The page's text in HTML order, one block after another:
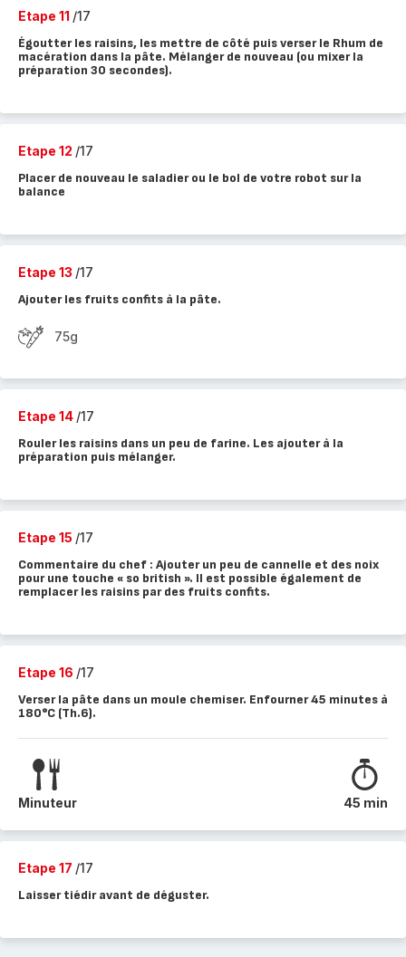
Etape 11 /17
Égoutter les raisins, les mettre de côté puis verser le Rhum de
macération dans la pâte. Mélanger de nouveau (ou mixer la
préparation 30 secondes).
Etape 12 /17
Placer de nouveau le saladier ou le bol de votre robot sur la
balance
Etape 13 /17
Ajouter les fruits confits à la pâte.
75g
Etape 14 /17
Rouler les raisins dans un peu de farine. Les ajouter à la
préparation puis mélanger.
Etape 15 /17
Commentaire du chef : Ajouter un peu de cannelle et des noix
pour une touche « so british ». Il est possible également de
remplacer les raisins par des fruits confits.
Etape 16 /17
Verser la pâte dans un moule chemiser. Enfourner 45 minutes à
180°C (Th.6).
Minuteur 45 min
Etape 17 /17
Laisser tiédir avant de déguster.